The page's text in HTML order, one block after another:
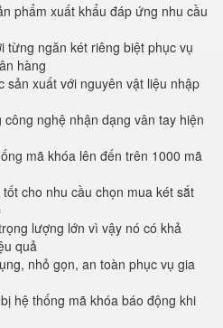
phẩm xuất khẩu đáp ứng nhu cầu
từng ngăn két riêng biệt phục vụ
hàng
sản xuất với nguyên vật liệu nhập
công nghệ nhận dạng vân tay hiện
mã khóa lên đến trên 1000 mã
cho nhu cầu chọn mua két sắt
lượng lớn vì vậy nó có khả
quả
nhỏ gọn, an toàn phục vụ gia
hệ thống mã khóa báo động khi